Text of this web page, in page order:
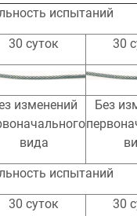
испытаний
30 суток 30
изменений
вида
Без
испытаний
30 суток 30